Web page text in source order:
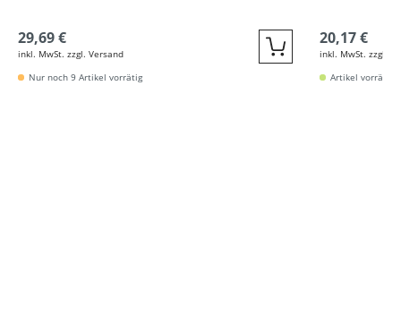
29,69 €
inkl. MwSt. zzgl. Versand Quickbuy
Nur noch 9 Artikel vorrätig
20,17 €
inkl. MwSt. zzgl.
Artikel vorrätig